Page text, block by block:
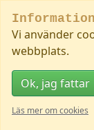
Vi använder
webbplats.
Ok, jag fattar
Läs mer om cookies